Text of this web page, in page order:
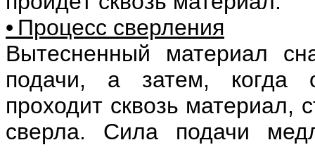
• Процесс сверления
Вытесненный материал
подачи, а затем, когда
проходит сквозь материал,
сверла. Сила подачи